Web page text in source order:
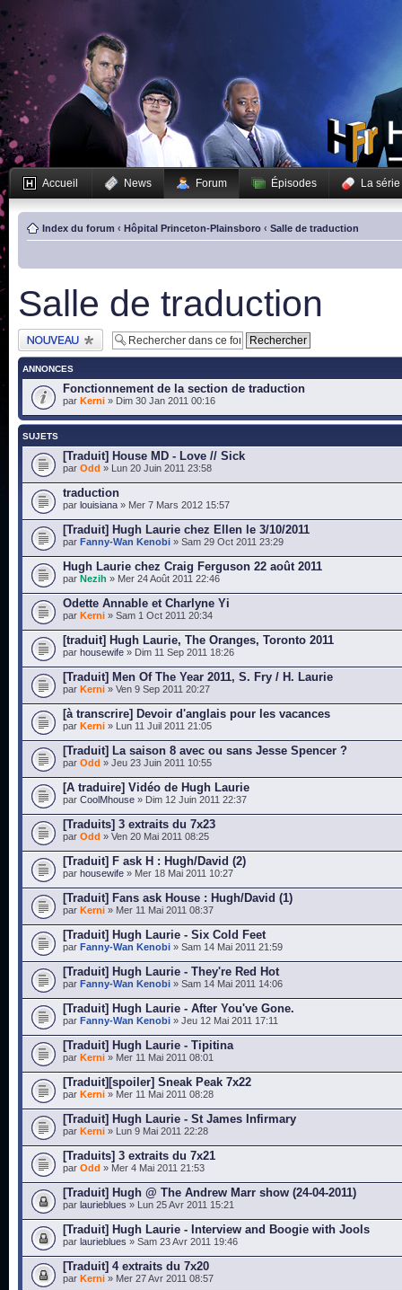
Accueil News Forum Épisodes La série
Index du forum ‹ Hôpital Princeton-Plainsboro ‹ Salle de traduction
Salle de traduction
Publier un nouveau
sujet
ANNONCES
Fonctionnement de la section de traduction
par Kerni » Dim 30 Jan 2011 00:16
SUJETS
[Traduit] House MD - Love // Sick
par Odd » Lun 20 Juin 2011 23:58
traduction
par louisiana » Mer 7 Mars 2012 15:57
[Traduit] Hugh Laurie chez Ellen le 3/10/2011
par Fanny-Wan Kenobi » Sam 29 Oct 2011 23:29
Hugh Laurie chez Craig Ferguson 22 août 2011
par Nezih » Mer 24 Août 2011 22:46
Odette Annable et Charlyne Yi
par Kerni » Sam 1 Oct 2011 20:34
[traduit] Hugh Laurie, The Oranges, Toronto 2011
par housewife » Dim 11 Sep 2011 18:26
[Traduit] Men Of The Year 2011, S. Fry / H. Laurie
par Kerni » Ven 9 Sep 2011 20:27
[à transcrire] Devoir d'anglais pour les vacances
par Kerni » Lun 11 Juil 2011 21:05
[Traduit] La saison 8 avec ou sans Jesse Spencer ?
par Odd » Jeu 23 Juin 2011 10:55
[A traduire] Vidéo de Hugh Laurie
par CoolMhouse » Dim 12 Juin 2011 22:37
[Traduits] 3 extraits du 7x23
par Odd » Ven 20 Mai 2011 08:25
[Traduit] F ask H : Hugh/David (2)
par housewife » Mer 18 Mai 2011 10:27
[Traduit] Fans ask House : Hugh/David (1)
par Kerni » Mer 11 Mai 2011 08:37
[Traduit] Hugh Laurie - Six Cold Feet
par Fanny-Wan Kenobi » Sam 14 Mai 2011 21:59
[Traduit] Hugh Laurie - They're Red Hot
par Fanny-Wan Kenobi » Sam 14 Mai 2011 14:06
[Traduit] Hugh Laurie - After You've Gone.
par Fanny-Wan Kenobi » Jeu 12 Mai 2011 17:11
[Traduit] Hugh Laurie - Tipitina
par Kerni » Mer 11 Mai 2011 08:01
[Traduit][spoiler] Sneak Peak 7x22
par Kerni » Mer 11 Mai 2011 08:28
[Traduit] Hugh Laurie - St James Infirmary
par Kerni » Lun 9 Mai 2011 22:28
[Traduits] 3 extraits du 7x21
par Odd » Mer 4 Mai 2011 21:53
[Traduit] Hugh @ The Andrew Marr show (24-04-2011)
par laurieblues » Lun 25 Avr 2011 15:21
[Traduit] Hugh Laurie - Interview and Boogie with Jools
par laurieblues » Sam 23 Avr 2011 19:46
[Traduit] 4 extraits du 7x20
par Kerni » Mer 27 Avr 2011 08:57